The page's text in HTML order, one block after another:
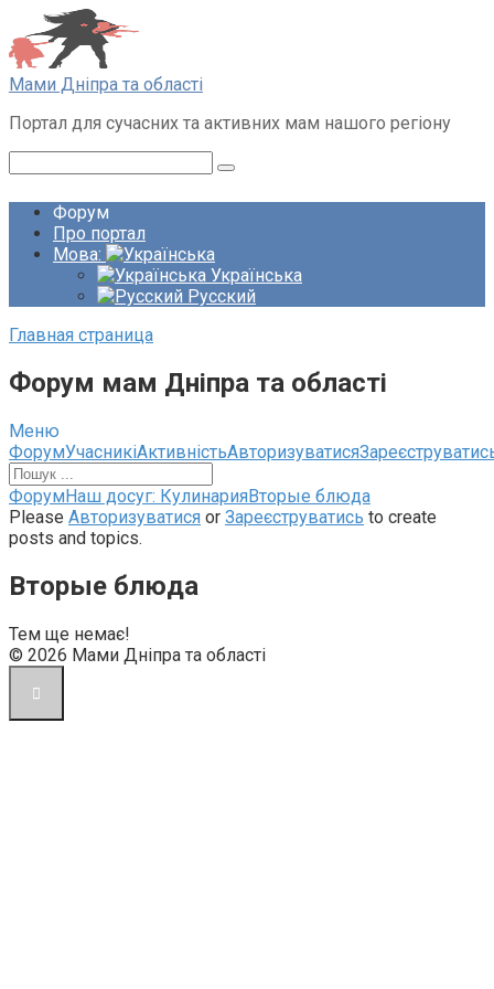
Перейти
до
вмісту
Мами Дніпра та області
Портал для сучасних та активних мам нашого регіону
Форум
Про портал
Мова:
Українська
Русский
Главная страница
Форум мам Дніпра та області
Меню
Навігація
по
форуму
ФорумУчасникіАктивністьАвторизуватися
Навігаційна
стежка
форуму
Ви
тут:
ФорумНаш досуг: КулинарияВторые блюда
Please Авторизуватися or Зареєструватись to create
posts and topics.
Вторые блюда
Тем ще немає!
© 2026 Мами Дніпра та області